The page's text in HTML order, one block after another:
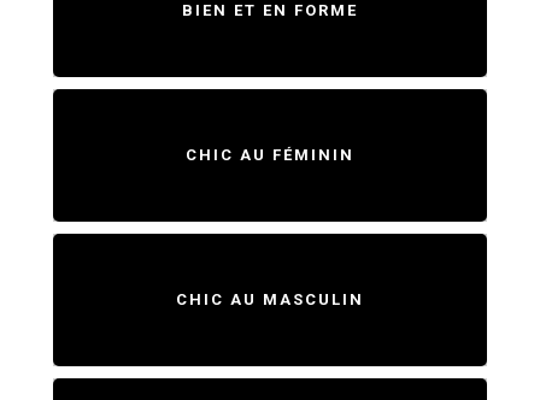
BIEN ET EN FORME
CHIC AU FÉMININ
CHIC AU MASCULIN